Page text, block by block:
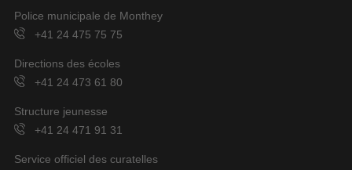
Police municipale de Monthey
+41 24 475 75 75
Directions des écoles
+41 24 473 61 80
Structure jeunesse
+41 24 471 91 31
Service officiel des curatelles